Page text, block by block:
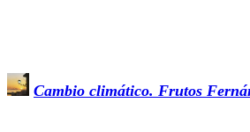
Cambio climático. Frutos